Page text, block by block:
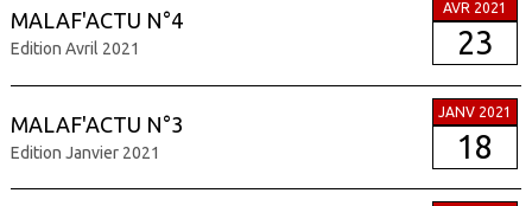
MALAF'ACTU N°4
Edition Avril 2021
AVR 2021
23
MALAF'ACTU N°3
Edition Janvier 2021
JANV 2021
18